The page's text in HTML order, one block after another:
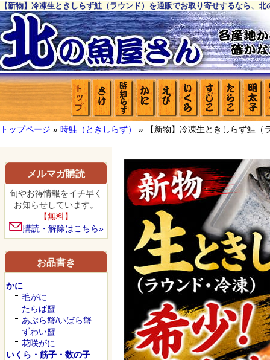
【新物】冷凍生ときしらず鮭（ラウンド）を通販でお取り寄せするなら、
トップページ » 時鮭（ときしらず） » 【新物】冷凍生ときしらず鮭（
メルマガ購読
旬やお得情報をイチ早く
お知らせしています。
【無料】
購読・解除はこちら»
お品書き
かに
毛がに
たらば蟹
あぶら蟹/いばら蟹
ずわい蟹
花咲がに
いくら・筋子・数の子